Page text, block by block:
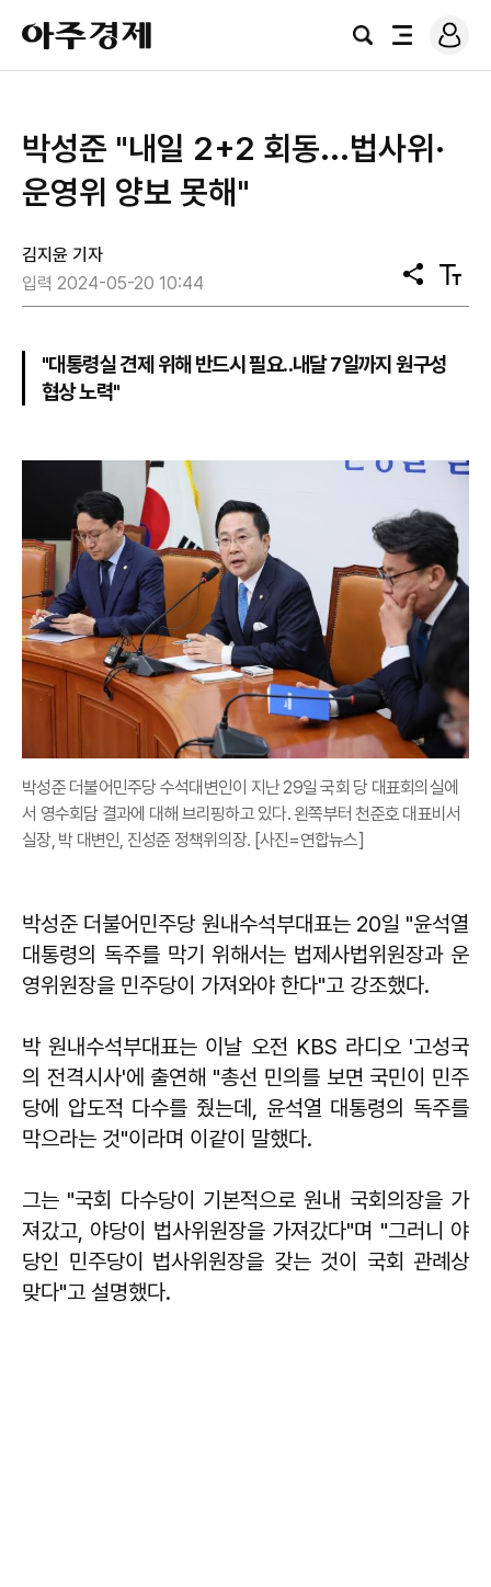
아
주
경
검
전
로
그
박성준 "내일 2+2 회동...법사위·
운영위 양보 못해"
김지윤 기자
입력 2024-05-20 10:44
공
유
텍
스
"대통령실 견제 위해 반드시 필요..내달 7일까지 원구성
협상 노력"
박성준 더불어민주당 수석대변인이 지난 29일 국회 당 대표회의실에
서 영수회담 결과에 대해 브리핑하고 있다. 왼쪽부터 천준호 대표비서
실장, 박 대변인, 진성준 정책위의장. [사진=연합뉴스]
박성준 더불어민주당 원내수석부대표는 20일 "윤석열
대통령의 독주를 막기 위해서는 법제사법위원장과 운
영위원장을 민주당이 가져와야 한다"고 강조했다.
박 원내수석부대표는 이날 오전 KBS 라디오 '고성국
의 전격시사'에 출연해 "총선 민의를 보면 국민이 민주
당에 압도적 다수를 줬는데, 윤석열 대통령의 독주를
막으라는 것"이라며 이같이 말했다.
그는 "국회 다수당이 기본적으로 원내 국회의장을 가
져갔고, 야당이 법사위원장을 가져갔다"며 "그러니 야
당인 민주당이 법사위원장을 갖는 것이 국회 관례상
맞다"고 설명했다.